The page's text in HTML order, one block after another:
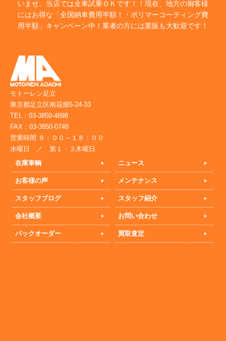
いませ。当店では全車試乗ＯＫです！！現在、地方の御客様
にはお得な「全国納車費用半額！・ポリマーコーティング費
用半額」キャンペーン中！業者の方には業販も大歓迎です！
モトーレン足立
東京都足立区南花畑5-24-33
TEL：03-3850-4898
FAX：03-3850-0748
営業時間 ９：００～１８：００
水曜日 ／ 第１・３木曜日
在庫車輌
ニュース
お客様の声 メンテナンス
スタッフブログ スタッフ紹介
会社概要 お問い合わせ
バックオーダー 買取査定